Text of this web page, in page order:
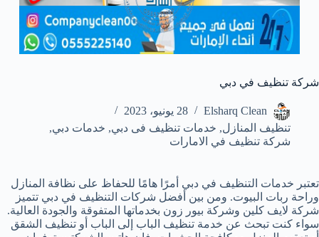
شركة تنظيف في دبي
Elsharq Clean
28 يونيو، 2023
تنظيف المنازل, خدمات تنظيف فى دبي, خدمات دبي,
شركة تنظيف في الامارات
تعتبر خدمات التنظيف في دبي أمرًا هامًا للحفاظ على نظافة المنازل
وراحة ربات البيوت. ومن بين أفضل شركات التنظيف في دبي تتميز
شركة لايف كلين وشركة بيور زون بخدماتها المتفوقة والجودة العالية.
سواء كنت تبحث عن خدمة تنظيف الباب إلى الباب أو تنظيف الشقق